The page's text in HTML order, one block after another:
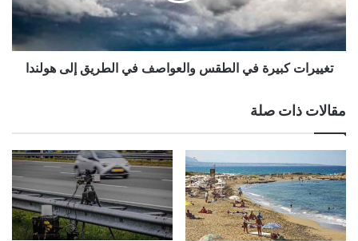
الطريق
إلى
هولندا
تغييرات كبيرة في الطقس والعواصف في الطريق إلى هولندا
مقالات ذات صلة